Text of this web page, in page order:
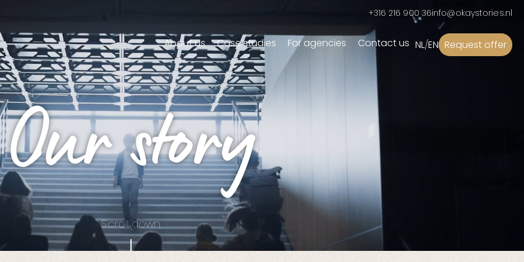
+316 216 900 36info@okaystories.nl
Commercials
TV/Online Commercial
Brand Film
Campaigns
Advertising Campaign
(Re)branding Campaign
Recruitment Campaign
About us Case studies For agencies Contact us NL/EN Request offer
Our story
Scroll down